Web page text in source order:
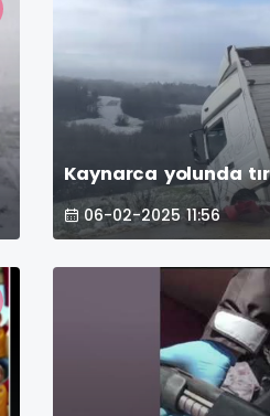
Kaynarca yolunda
06-02-2025 11:56